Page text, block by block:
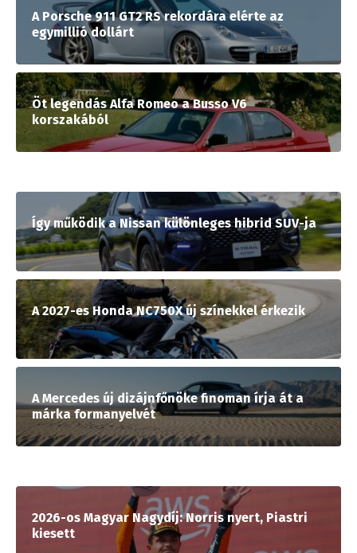
A Porsche 911 GT2 RS rekordára elérte az
egymillió dollárt
Öt legendás Alfa Romeo a Busso V6
korszakából
Így működik a Nissan különleges hibrid SUV-ja
A 2027-es Honda NC750X új színekkel érkezik
A Mercedes új dizájnfőnöke finoman írja át a
márka formanyelvét
2026-os Magyar Nagydíj: Norris nyert, Piastri
kiesett